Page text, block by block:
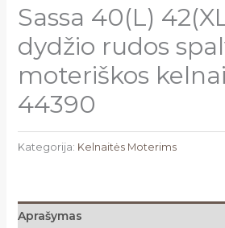
Sassa 40(L)
dydžio rudos
moteriškos
44390
Kategorija: Kelnaitės Moterims
Aprašymas